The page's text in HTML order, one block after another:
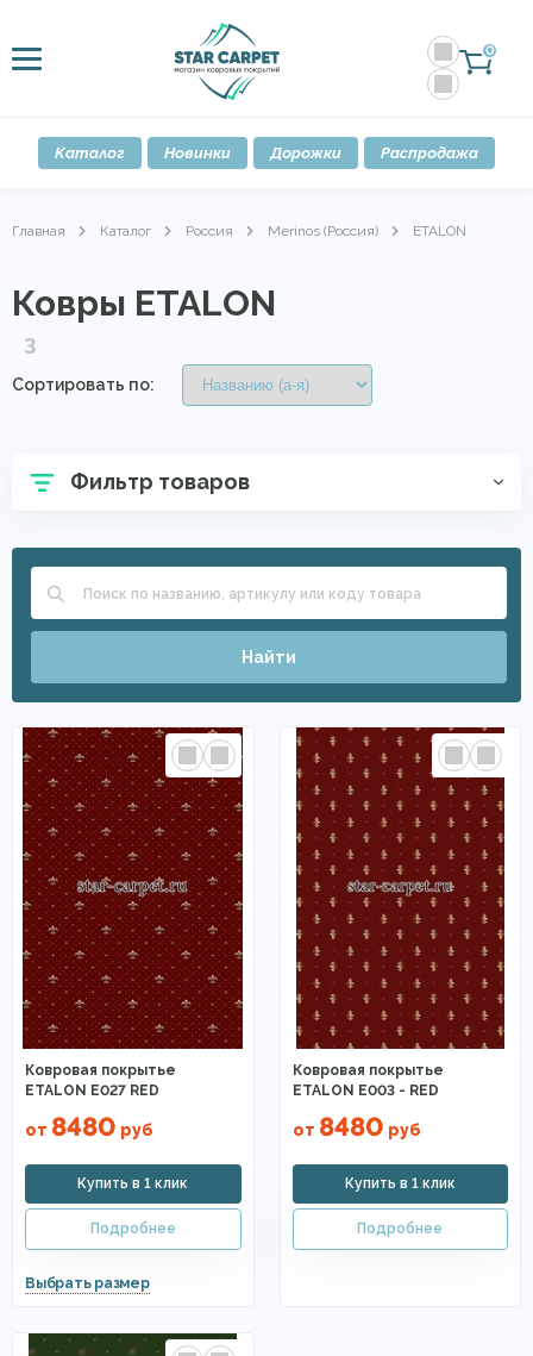
0
Каталог Новинки Дорожки Распродажа
Главная Каталог Россия Merinos (Россия) ETALON
Ковры ETALON
3
Сортировать по:
Фильтр товаров
Найти
Ковровая покрытье
ETALON E027 RED
от 8480 руб
Ковровая покрытье
ETALON E003 - RED
от 8480 руб